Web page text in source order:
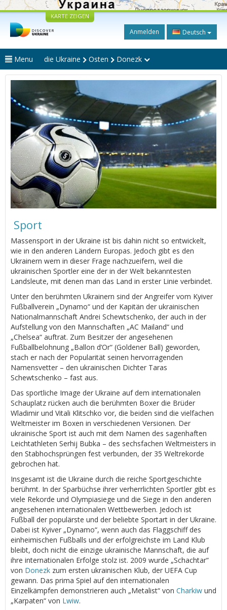
KARTE ZEIGEN
Anmelden Deutsch
Menu die Ukraine Osten Donezk
Sport
Massensport in der Ukraine ist bis dahin nicht so entwickelt,
wie in den anderen Ländern Europas. Jedoch gibt es den
Ukrainern wem in dieser Frage nachzueifern, weil die
ukrainischen Sportler eine der in der Welt bekanntesten
Landsleute, mit denen man das Land in erster Linie verbindet.
Unter den berühmten Ukrainern sind der Angreifer vom Kyiver
Fußballverein „Dynamo“ und der Kapitän der ukrainischen
Nationalmannschaft Andrei Schewtschenko, der auch in der
Aufstellung von den Mannschaften „AC Mailand“ und
„Chelsea“ auftrat. Zum Besitzer der angesehenen
Fußballbelohnung „Ballon d’Or“ (Goldener Ball) geworden,
stach er nach der Popularität seinen hervorragenden
Namensvetter – den ukrainischen Dichter Taras
Schewtschenko – fast aus.
Das sportliche Image der Ukraine auf dem internationalen
Schauplatz rücken auch die berühmten Boxer die Brüder
Wladimir und Vitali Klitschko vor, die beiden sind die vielfachen
Weltmeister im Boxen in verschiedenen Versionen. Der
ukrainische Sport ist auch mit dem Namen des sagenhaften
Leichtathleten Serhij Bubka – des sechsfachen Weltmeisters in
den Stabhochsprüngen fest verbunden, der 35 Weltrekorde
gebrochen hat.
Insgesamt ist die Ukraine durch die reiche Sportgeschichte
berühmt. In der Sparbüchse ihrer verherrlichten Sportler gibt es
viele Rekorde und Olympiasiege und die Siege in den anderen
angesehenen internationalen Wettbewerben. Jedoch ist
Fußball der populärste und der beliebte Sportart in der Ukraine.
Dabei ist Kyiver „Dynamo“, wenn auch das Flaggschiff des
einheimischen Fußballs und der erfolgreichste im Land Klub
bleibt, doch nicht die einzige ukrainische Mannschaft, die auf
ihre internationalen Erfolge stolz ist. 2009 wurde „Schachtar“
von Donezk zum ersten ukrainischen Klub, der UEFA Cup
gewann. Das prima Spiel auf den internationalen
Einzelkämpfen demonstrieren auch „Metalist“ von Charkiw und
„Karpaten“ von Lwiw.